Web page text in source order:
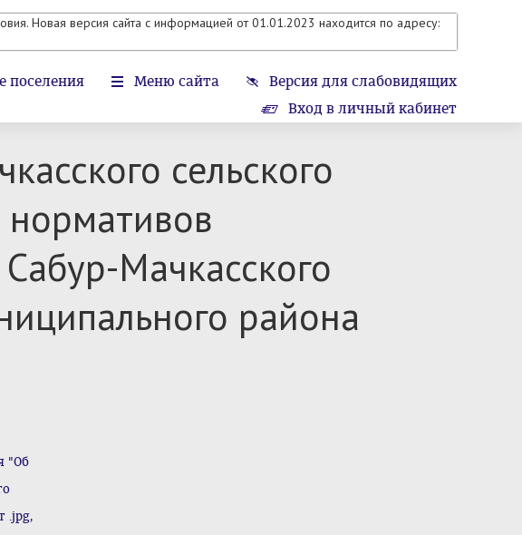
Новая версия сайта с информацией от 01.01.2023 находится по адресу:
поселения Меню сайта
Версия для слабовидящих
Вход в личный кабинет
сельского
Мачкасского
района
"Об
.jpg,